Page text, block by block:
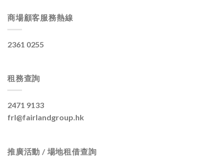
商場顧客服務熱線
2361 0255
租務查詢
2471 9133
frl@fairlandgroup.hk
推廣活動 / 場地租借查詢